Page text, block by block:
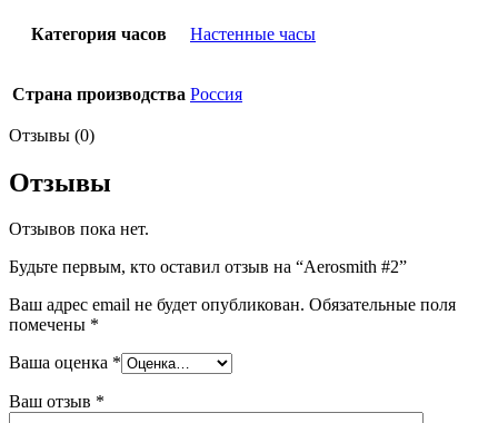
Категория часов Настенные часы
Страна производства Россия
Отзывы (0)
Отзывы
Отзывов пока нет.
Будьте первым, кто оставил отзыв на “Aerosmith #2”
Ваш адрес email не будет опубликован. Обязательные поля
помечены *
Ваша оценка *
Ваш отзыв *